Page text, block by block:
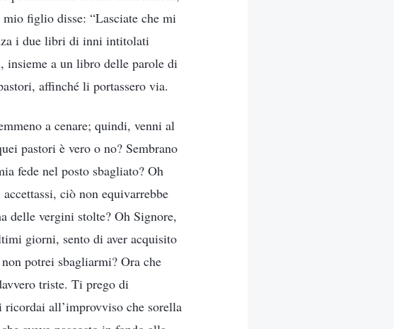
figlio disse: “Lasciate che mi
i due libri di inni intitolati
insieme a un libro delle parole di
affinché li portassero via.
a cenare; quindi, venni al
pastori è vero o no? Sembrano
fede nel posto sbagliato? Oh
ciò non equivarrebbe
delle vergini stolte? Oh Signore,
giorni, sento di aver acquisito
potrei sbagliarmi? Ora che
triste. Ti prego di
all’improvviso che sorella